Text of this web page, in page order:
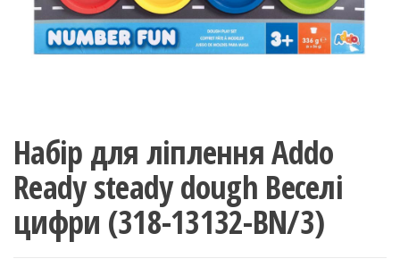
Набір для ліплення Addo
Ready steady dough Веселі
цифри (318-13132-BN/3)